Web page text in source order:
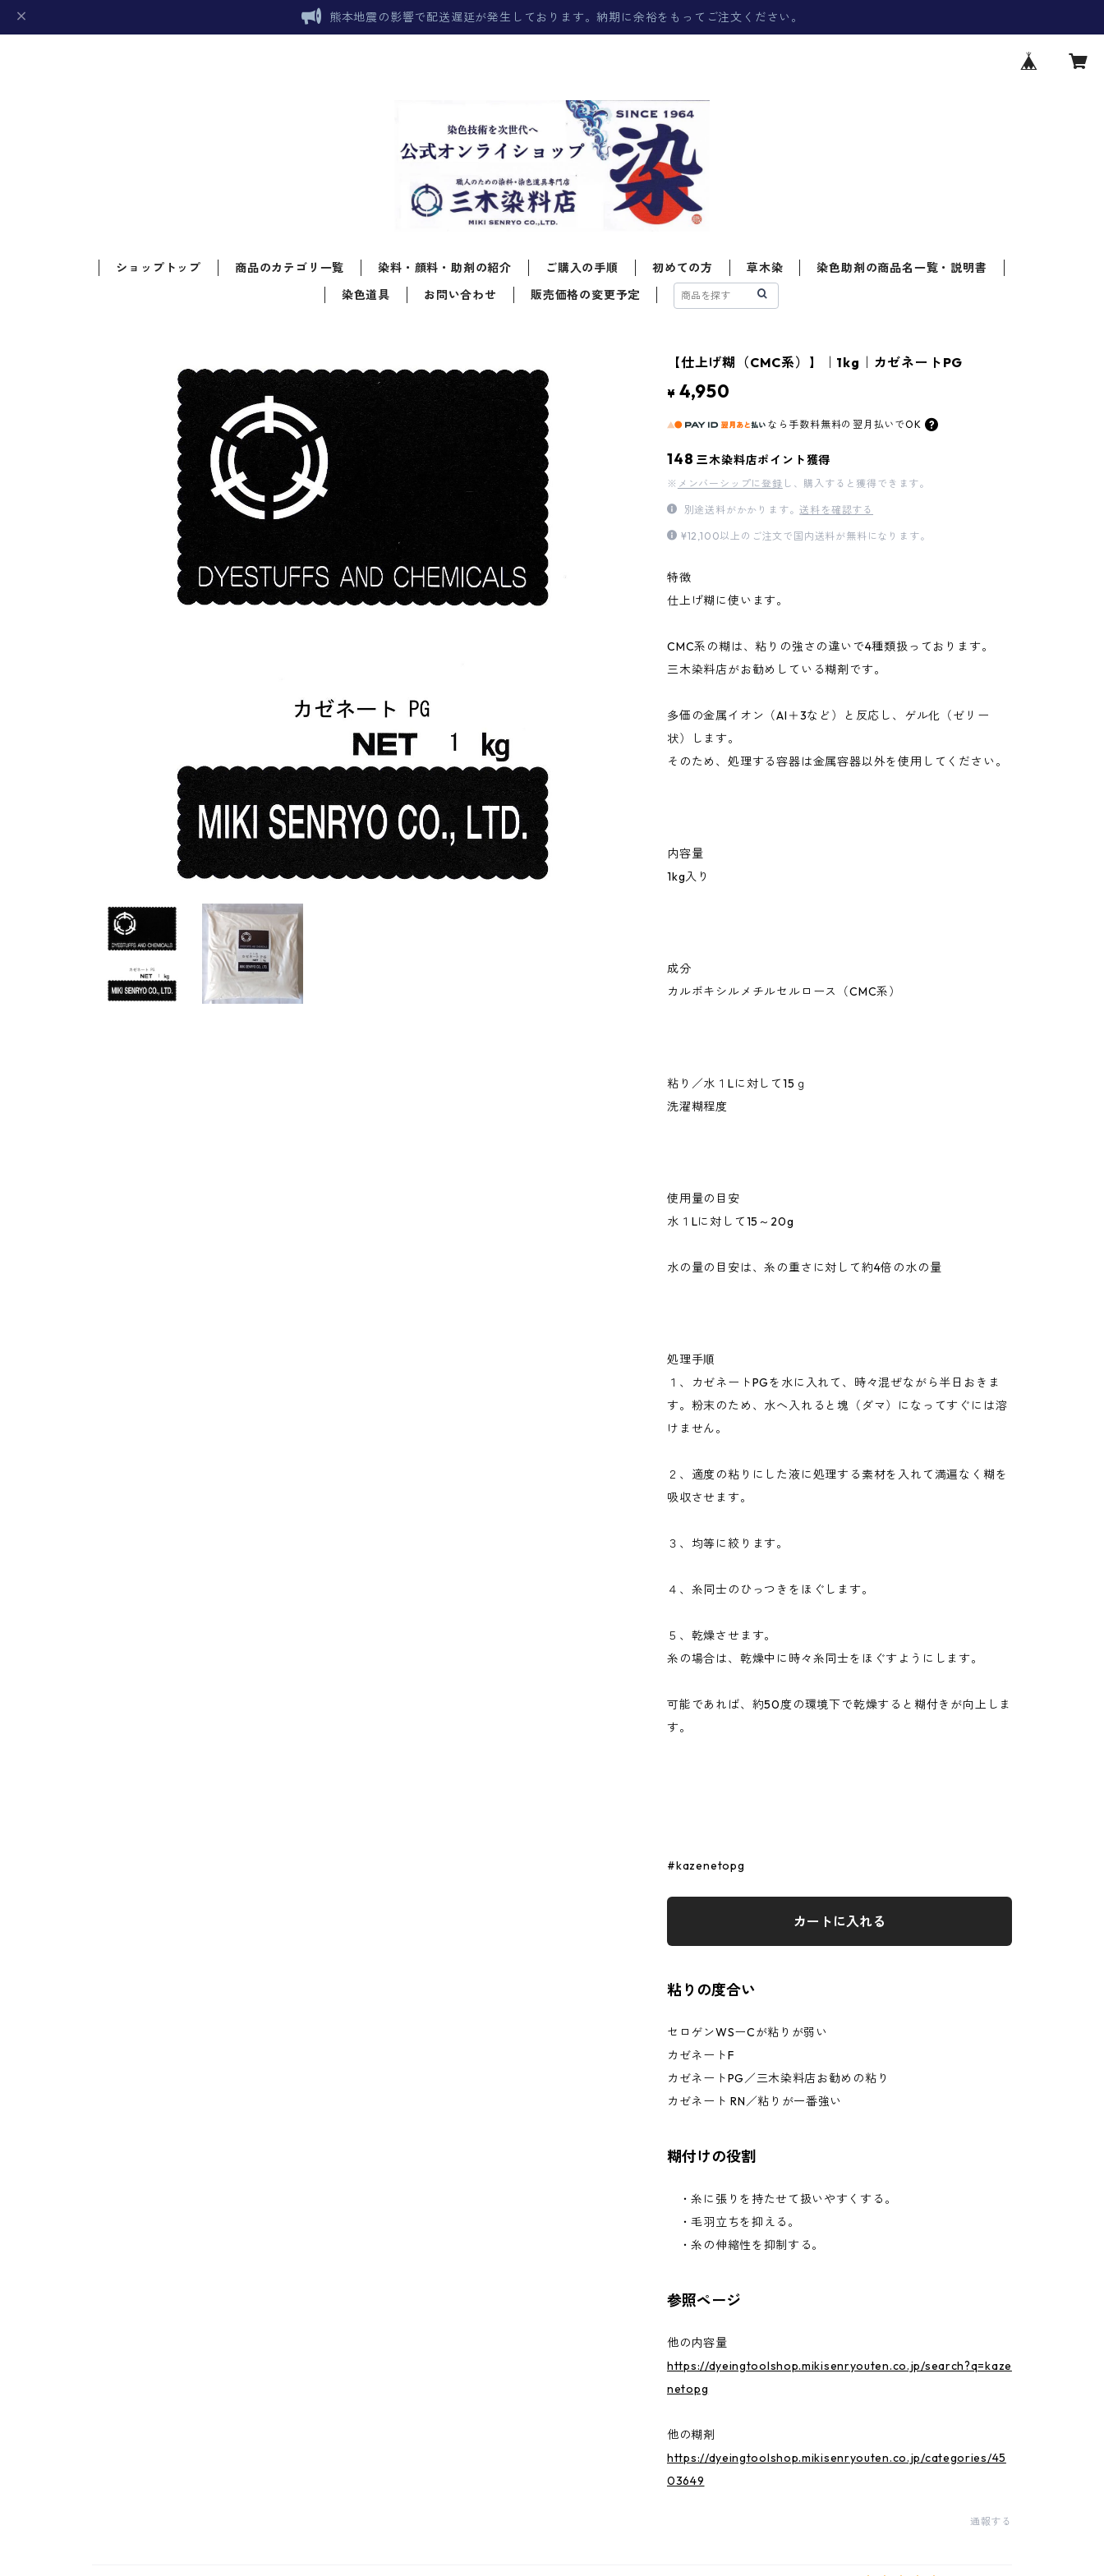
熊本地震の影響で配送遅延が発生しております。納期に余裕をもってご注文ください。
ショップトップ 商品のカテゴリ一覧 染料・顔料・助剤の紹介 ご購入の手順 初めての方 草木染
染色助剤の商品名一覧・説明書
染色道具
お問い合わせ 販売価格の変更予定
【仕上げ糊（CMC系）】｜1kg｜カゼネートPG
¥ 4,950
なら 手数料無料の 翌月払いでOK
148 三木染料店ポイント獲得
※ メンバーシップに登録 し、購入すると獲得できます。
別途送料がかかります。送料を確認する
¥12,100以上のご注文で国内送料が無料になります。
特徴
仕上げ糊に使います。
CMC系の糊は、粘りの強さの違いで4種類扱っております。
三木染料店がお勧めしている糊剤です。
多価の金属イオン（Al＋3など）と反応し、ゲル化（ゼリー
状）します。
そのため、処理する容器は金属容器以外を使用してください。
内容量
1kg入り
成分
カルボキシルメチルセルロース（CMC系）
粘り／水１Lに対して15ｇ
洗濯糊程度
使用量の目安
水１Lに対して15～20g
水の量の目安は、糸の重さに対して約4倍の水の量
処理手順
１、カゼネートPGを水に入れて、時々混ぜながら半日おきま
す。粉末のため、水へ入れると塊（ダマ）になってすぐには溶
けません。
２、適度の粘りにした液に処理する素材を入れて満遍なく糊を
吸収させます。
３、均等に絞ります。
４、糸同士のひっつきをほぐします。
５、乾燥させます。
糸の場合は、乾燥中に時々糸同士をほぐすようにします。
可能であれば、約50度の環境下で乾燥すると糊付きが向上しま
す。
#kazenetopg
カートに入れる
粘りの度合い
セロゲンWSーCが粘りが弱い
カゼネートF
カゼネートPG／三木染料店お勧めの粘り
カゼネート RN／粘りが一番強い
糊付けの役割
・糸に張りを持たせて扱いやすくする。
・毛羽立ちを抑える。
・糸の伸縮性を抑制する。
参照ページ
他の内容量
https://dyeingtoolshop.mikisenryouten.co.jp/search?q=kaze
netopg
他の糊剤
https://dyeingtoolshop.mikisenryouten.co.jp/categories/45
03649
通報する